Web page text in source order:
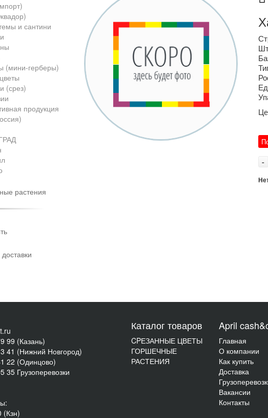
и сантини
(мини-герберы)
(срез)
продукция
растения
-
99 (Казань)
41 (Нижний Новгород)
22 (Одинцово)
35 Грузоперевозки
(Кзн)
Каталог товаров
CPЕЗАННЫЕ ЦВЕТЫ
ГОРШЕЧНЫЕ
РАСТЕНИЯ
April
Главная
О компании
Как купить
Доставка
Вакансии
Контакты